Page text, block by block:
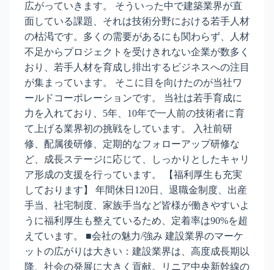
広がっていきます。 そういった中で建築業界が直
面している課題、それは技術分野における若手人材
の枯渇です。多くの需要があるにも関わらず、人材
不足からプロジェクトを受けきれない企業が数多く
おり、若手人材を育成し排出するビジネスへの注目
が集まっています。 そこに目を向けたのが当社ワ
ールドコーポレーションです。 当社は若手育成に
力を入れており、5年、10年で一人前の技術者に育
て上げる業界初の挑戦をしています。 入社前研
修、配属後研修、定期的なフォローアップ研修な
ど、成長ステージに応じて、しっかりとしたキャリ
ア形成の支援を行っています。 【福利厚生も充実
しております】 年間休日120日、退職金制度、出産
手当、社宅制度、家族手当など皆様が働きやすいよ
うに福利厚生も整えているため、定着率は90%を超
えています。 ■会社の魅力/強み 建設業界のマーケ
ットの広がりは大きい：建設業界は、高度成長期以
降、社会の発展に大きく貢献。リニア中央新幹線の